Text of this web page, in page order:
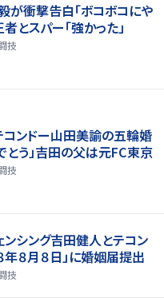
が衝撃告白「ボコボコにや
とスパー「強かった」
技
コンドー山田美諭の五輪婚
とう」吉田の父は元FC東京
技
ンシング吉田健人とテコン
８月８日」に婚姻届提出
技